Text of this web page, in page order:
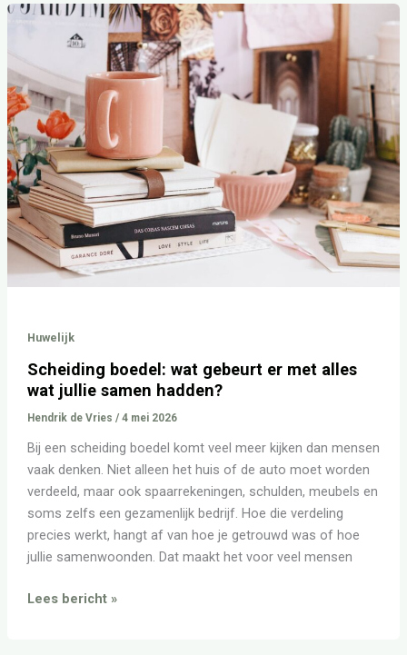
Huwelijk
Scheiding boedel: wat gebeurt er met alles
wat jullie samen hadden?
Hendrik de Vries / 4 mei 2026
Bij een scheiding boedel komt veel meer kijken dan mensen
vaak denken. Niet alleen het huis of de auto moet worden
verdeeld, maar ook spaarrekeningen, schulden, meubels en
soms zelfs een gezamenlijk bedrijf. Hoe die verdeling
precies werkt, hangt af van hoe je getrouwd was of hoe
jullie samenwoonden. Dat maakt het voor veel mensen
Scheiding
boedel:
gebeurt
er
met
alles
wat
jullie
samen
hadden?
Lees bericht »